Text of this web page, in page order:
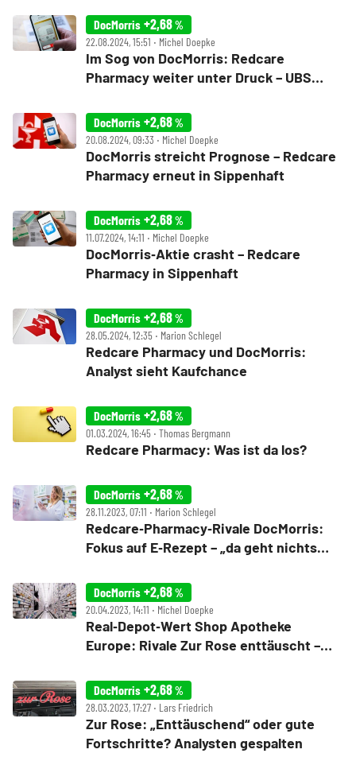
DocMorris +2,68%
22.08.2024, 15:51 ‧ Michel Doepke
Im Sog von DocMorris: Redcare
Pharmacy weiter unter Druck – UBS
DocMorris +2,68%
20.08.2024, 09:33 ‧ Michel Doepke
DocMorris streicht Prognose – Redcare
Pharmacy erneut in Sippenhaft
DocMorris +2,68%
11.07.2024, 14:11 ‧ Michel Doepke
DocMorris‑Aktie crasht – Redcare
Pharmacy in Sippenhaft
DocMorris +2,68%
28.05.2024, 12:35 ‧ Marion Schlegel
Redcare Pharmacy und DocMorris:
Analyst sieht Kaufchance
DocMorris +2,68%
01.03.2024, 16:45 ‧ Thomas Bergmann
Redcare Pharmacy: Was ist da los?
DocMorris +2,68%
28.11.2023, 07:11 ‧ Marion Schlegel
Redcare‑Pharmacy‑Rivale DocMorris:
Fokus auf E‑Rezept – „da geht nichts
DocMorris +2,68%
20.04.2023, 14:11 ‧ Michel Doepke
Real‑Depot‑Wert Shop Apotheke
Europe: Rivale Zur Rose enttäuscht –
DocMorris +2,68%
28.03.2023, 17:27 ‧ Lars Friedrich
Zur Rose: „Enttäuschend“ oder gute
Fortschritte? Analysten gespalten